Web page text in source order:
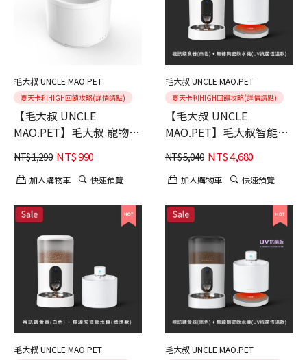
毛大叔 UNCLE MAO.PET
夏天卡利HIGH回饋攻略(詳情請點)
【毛大叔 UNCLE
MAO.PET】毛大叔 寵物活
氧飲水機 2.5L容量-DU2L-
KY
NT$1,290 NT$990
加入購物車 快速預覽
毛大叔 UNCLE MAO.PET
夏天卡利HIGH回饋攻略(詳情請點)
【毛大叔 UNCLE
MAO.PET】毛大叔智能養
寵特惠組(白色恆溫款)
NT$5,040 NT$4,680
加入購物車 快速預覽
毛大叔 UNCLE MAO.PET 毛大叔 UNCLE MAO.PET